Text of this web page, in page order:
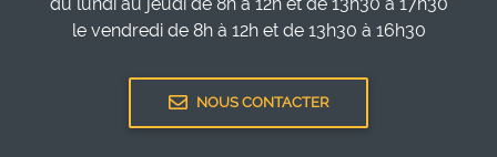
le vendredi de 8h à 12h et de 13h30 à 16h30
NOUS CONTACTER